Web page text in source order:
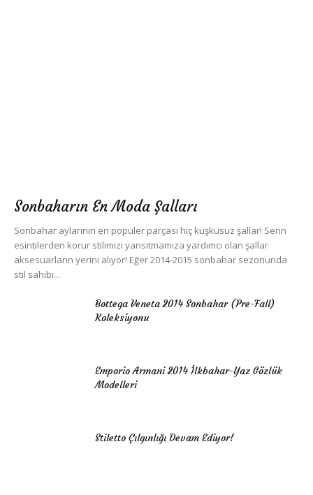
Sonbaharın En Moda Şalları
Sonbahar aylarının en popüler parçası hiç kuşkusuz şallar! Serin
esintilerden korur stilimizi yansıtmamıza yardımcı olan şallar
aksesuarların yerini alıyor! Eğer 2014-2015 sonbahar sezonunda
stil sahibi...
Bottega Veneta 2014 Sonbahar (Pre-Fall)
Koleksiyonu
Emporio Armani 2014 İlkbahar-Yaz Gözlük
Modelleri
Stiletto Çılgınlığı Devam Ediyor!